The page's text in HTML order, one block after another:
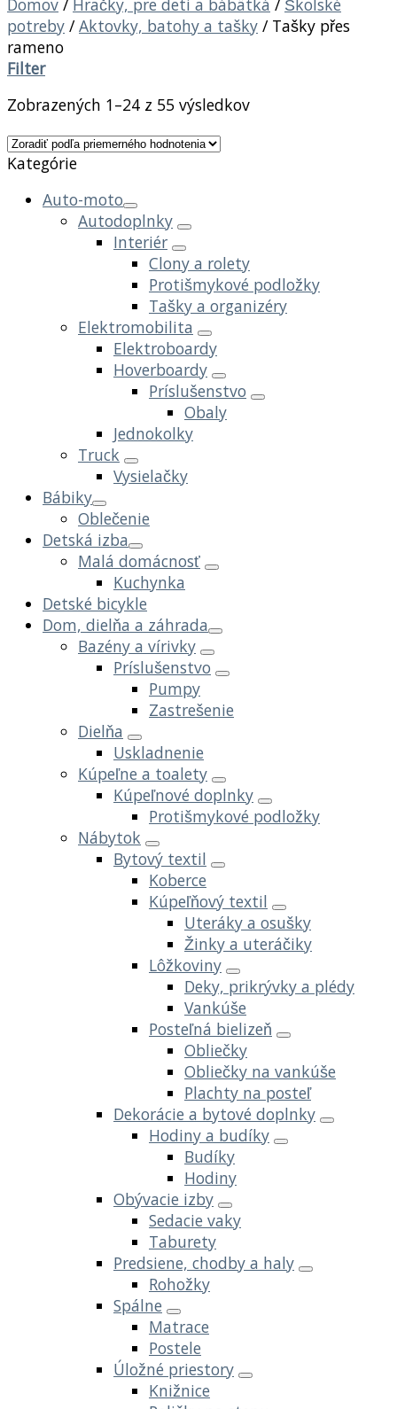
potreby / Aktovky, batohy a tašky /Tašky přes
rameno
Filter
Zobrazených 1–24 z 55 výsledkov
Kategórie
Auto-moto
Autodoplnky
Interiér
Clony a rolety
Protišmykové podložky
Tašky a organizéry
Elektromobilita
Elektroboardy
Hoverboardy
Príslušenstvo
Obaly
Jednokolky
Truck
Vysielačky
Bábiky
Oblečenie
Detská izba
Malá domácnosť
Kuchynka
Detské bicykle
Dom, dielňa a záhrada
Bazény a vírivky
Príslušenstvo
Pumpy
Zastrešenie
Dielňa
Uskladnenie
Kúpeľne a toalety
Kúpeľnové doplnky
Protišmykové podložky
Nábytok
Bytový textil
Koberce
Kúpeľňový textil
Uteráky a osušky
Žinky a uteráčiky
Lôžkoviny
Deky, prikrývky a plédy
Vankúše
Posteľná bielizeň
Obliečky
Obliečky na vankúše
Plachty na posteľ
Dekorácie a bytové doplnky
Hodiny a budíky
Budíky
Hodiny
Obývacie izby
Sedacie vaky
Taburety
Predsiene, chodby a haly
Rohožky
Spálne
Matrace
Postele
Úložné priestory
Knižnice